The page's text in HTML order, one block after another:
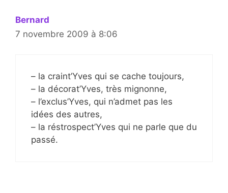
Bernard
7 novembre 2009 à 8:06
– la craint’Yves qui se cache toujours,
– la décorat’Yves, très mignonne,
– l’exclus’Yves, qui n’admet pas les
idées des autres,
– la réstrospect’Yves qui ne parle que du
passé.